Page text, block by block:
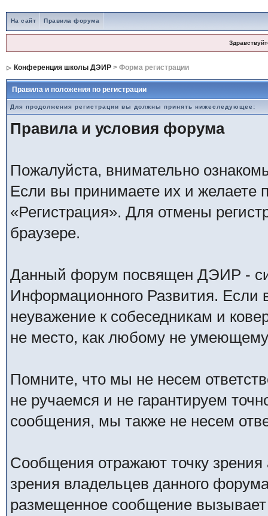
На сайт Правила форума
Конференция школы ДЭИР> Форма регистрации
Правила и положения по регистрации
Для продолжения регистрации вы должны принять нижеследующее:
Правила и условия форума
Пожалуйста, внимательно
Если вы принимаете их и желаете
«Регистрация». Для отмены
браузере.
Данный форум посвящен ДЭИР -
Информационного Развития. Если
неуважение к собеседникам и
не место, как любому не умеющему
Помните, что мы не несем
не ручаемся и не гарантируем
сообщения, мы также не несем
Сообщения отражают точку зрения
зрения владельцев данного
размещенное сообщение